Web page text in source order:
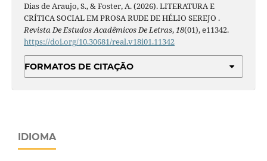
Dias de Araujo, S., & Foster, A. (2026). LITERATURA E
CRÍTICA SOCIAL EM PROSA RUDE DE HÉLIO SEREJO .
Revista De Estudos Acadêmicos De Letras,18(01), e11342.
https://doi.org/10.30681/real.v18i01.11342
FORMATOS DE CITAÇÃO
IDIOMA